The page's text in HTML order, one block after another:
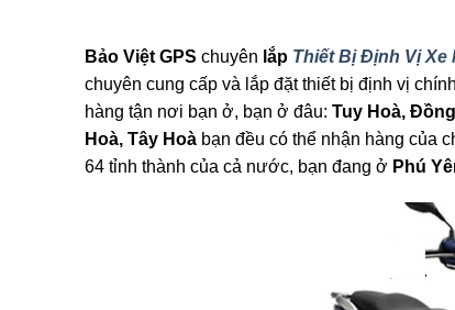
Bảo Việt GPS chuyên lắp Thiết Bị Định Vị Xe
chuyên cung cấp và lắp đặt thiết bị định vị
hàng tận nơi bạn ở, bạn ở đâu: Tuy Hoà,
Hoà, Tây Hoà bạn đều có thể nhận hàng của
64 tỉnh thành của cả nước, bạn đang ở Phú